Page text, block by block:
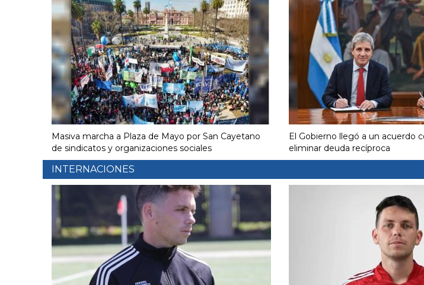
Masiva marcha a Plaza de Mayo por San Cayetano
de sindicatos y organizaciones sociales
El Gobierno llegó a un acuerdo
eliminar deuda recíproca
INTERNACIONES